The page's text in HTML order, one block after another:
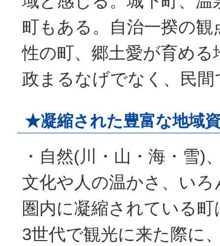
町もある。自治一揆の観
性の町、郷土愛が育める
政まるなげでなく、民
★凝縮された豊富な地域
・自然(川・山・海・雪)
文化や人の温かさ、い
圏内に凝縮されている
3世代で観光に来た際に